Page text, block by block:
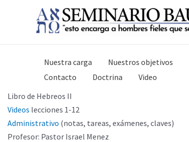
Nuestra carga Nuestros objetivos
Contacto
Doctrina
Video
Libro de Hebreos II
Videos lecciones 1-12
Administrativo (notas, tareas, exámenes, claves)
Profesor: Pastor Israel Menez